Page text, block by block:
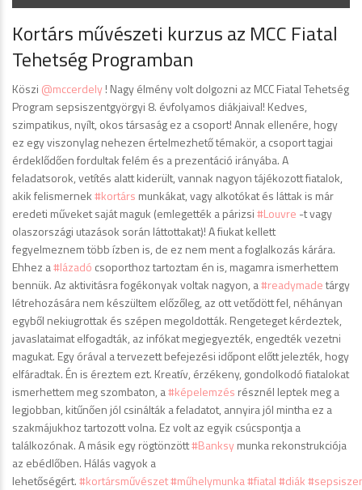
Kortárs művészeti kurzus az MCC Fiatal
Tehetség Programban
Köszi @mccerdely! Nagy élmény volt dolgozni az MCC Fiatal Tehetség
Program sepsiszentgyörgyi 8. évfolyamos diákjaival! Kedves,
szimpatikus, nyílt, okos társaság ez a csoport! Annak ellenére, hogy
ez egy viszonylag nehezen értelmezhető témakör, a csoport tagjai
érdeklődően fordultak felém és a prezentáció irányába. A
feladatsorok, vetítés alatt kiderült, vannak nagyon tájékozott fiatalok,
akik felismernek#kortárs munkákat, vagy alkotókat és láttak is már
eredeti műveket saját maguk (emlegették a párizsi#Louvre -t vagy
olaszországi utazások során láttottakat)! A fiukat kellett
fegyelmeznem több ízben is, de ez nem ment a foglalkozás kárára.
Ehhez a#lázadó csoporthoz tartoztam én is, magamra ismerhettem
bennük. Az aktivitásra fogékonyak voltak nagyon, a#readymadetárgy
létrehozására nem készültem előzőleg, az ott vetődött fel, néhányan
egyből nekiugrottak és szépen megoldották. Rengeteget kérdeztek,
javaslataimat elfogadták, az infókat megjegyezték, engedték vezetni
magukat. Egy órával a tervezett befejezési időpont előtt jelezték, hogy
elfáradtak. Én is éreztem ezt. Kreatív, érzékeny, gondolkodó fiatalokat
ismerhettem meg szombaton, a#képelemzés résznél leptek meg a
legjobban, kitűnően jól csinálták a feladatot, annyira jól mintha ez a
szakmájukhoz tartozott volna. Ez volt az egyik csúcspontja a
találkozónak. A másik egy rögtönzött#Banksymunka rekonstrukciója
az ebédlőben. Hálás vagyok a
lehetőségért.#kortársművészet#műhelymunka#fiatal#diák